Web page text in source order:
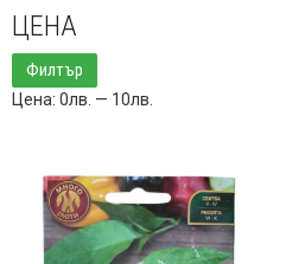
ЦЕНА
Минимална
цена
Максимална
цена
Филтър
Цена: 0лв. — 10лв.